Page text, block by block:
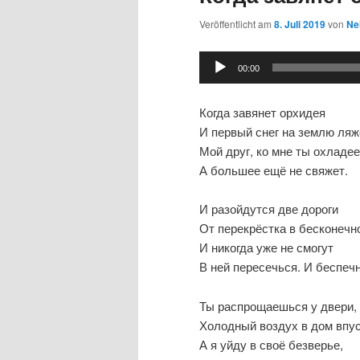
Veröffentlicht am 8. Juli 2019von
Audio-
Player
00:00
Когда завянет орхидея
И первый снег на землю
Мой друг, ко мне ты
А большее ещё не свяжет.
И разойдутся две дороги
От перекрёстка в
И никогда уже не смогут
В ней пересечься. И
Ты распрощаешься у двери,
Холодный воздух в дом
А я уйду в своё безверье,